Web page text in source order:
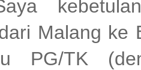
Malang ke
PG/TK